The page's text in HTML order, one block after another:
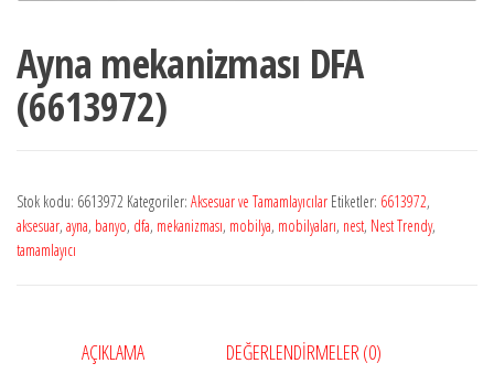
Ayna mekanizması DFA
(6613972)
Stok kodu: 6613972 Kategoriler: Aksesuar ve Tamamlayıcılar Etiketler: 6613972,
aksesuar, ayna, banyo, dfa, mekanizması, mobilya, mobilyaları, nest, Nest Trendy,
tamamlayıcı
AÇIKLAMA DEĞERLENDIRMELER (0)